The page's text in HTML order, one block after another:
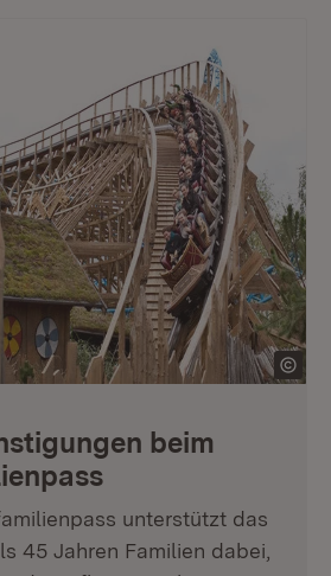
beim
unterstützt das
45 Jahren Familien dabei,